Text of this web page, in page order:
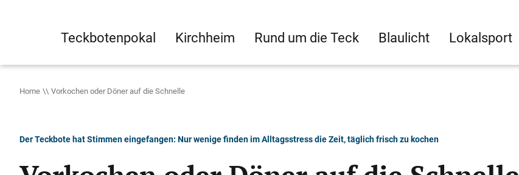
Teckbotenpokal Kirchheim Rund um die Teck Blaulicht Lokalsport
Home Vorkochen oder Döner auf die Schnelle
Der Teckbote hat Stimmen eingefangen: Nur wenige finden im Alltagsstress die Zeit, täglich frisch zu kochen